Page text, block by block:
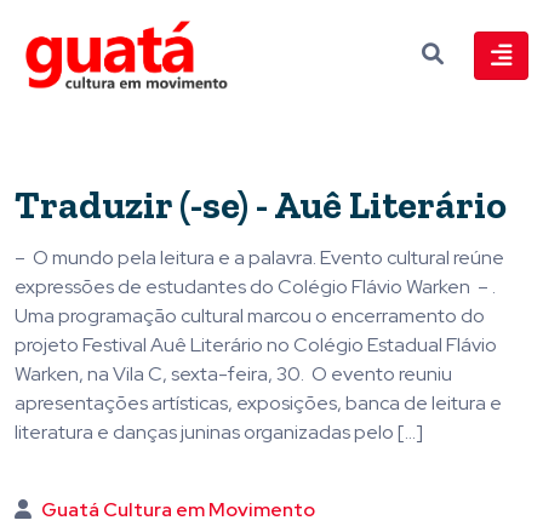
Traduzir (-se) - Auê Literário
– O mundo pela leitura e a palavra. Evento cultural reúne
expressões de estudantes do Colégio Flávio Warken – .
Uma programação cultural marcou o encerramento do
projeto Festival Auê Literário no Colégio Estadual Flávio
Warken, na Vila C, sexta-feira, 30. O evento reuniu
apresentações artísticas, exposições, banca de leitura e
literatura e danças juninas organizadas pelo […]
Guatá Cultura em Movimento